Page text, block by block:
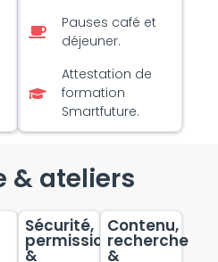
Pauses café et
déjeuner.
Attestation de
formation
Smartfuture.
& ateliers
Sécurité,
permissions
&
Contenu,
recherche
&